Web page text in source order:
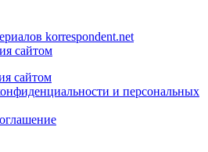
korrespondent.net
сайтом
сайтом
и персональных